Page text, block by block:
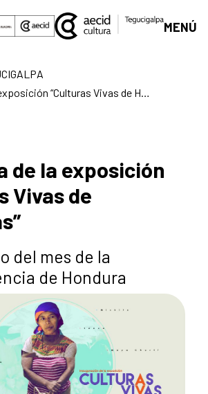
principal
MENÚ
Apertura de la exposición “Culturas Vivas de Honduras”
de la exposición
Vivas de
del mes de la
de Hondura